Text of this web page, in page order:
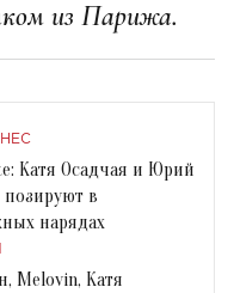
из Парижа.
Катя Осадчая и Юрий
позируют в
нарядах
Melovin, Катя